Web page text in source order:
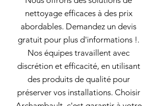
nettoyage efficaces à des prix
abordables. Demandez un devis
gratuit pour plus d'informations !.
Nos équipes travaillent avec
discrétion et efficacité, en utilisant
des produits de qualité pour
préserver vos installations. Choisir